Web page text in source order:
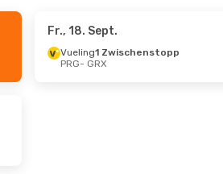
11. Okt.
Fr., 18. Sept.
Vueling1 Zwischenstopp
PRG- GRX